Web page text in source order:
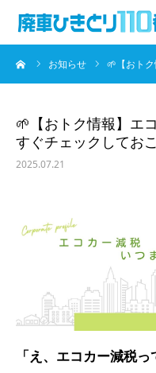
お知らせ 🌱【おト
🌱【おトク情報】エ
すぐチェックしてお
2025.07.21
「え、エコカー減税
廃車･事故車の買取
無料査定
お知らせ
会社概要